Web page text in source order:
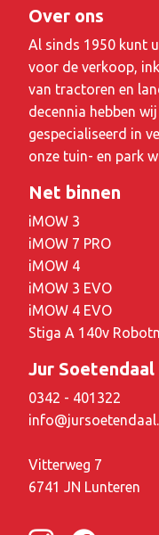
Over ons
Al sinds 1950 kunt
voor de verkoop,
van tractoren en
decennia hebben
gespecialiseerd in
onze tuin- en park
Net binnen
iMOW 3
iMOW 7 PRO
iMOW 4
iMOW 3 EVO
iMOW 4 EVO
Stiga A 140v
Jur Soetendaal
0342 - 401322
Vitterweg 7
6741 JN Lunteren